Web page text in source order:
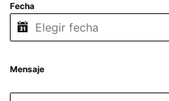
Fecha
Mensaje